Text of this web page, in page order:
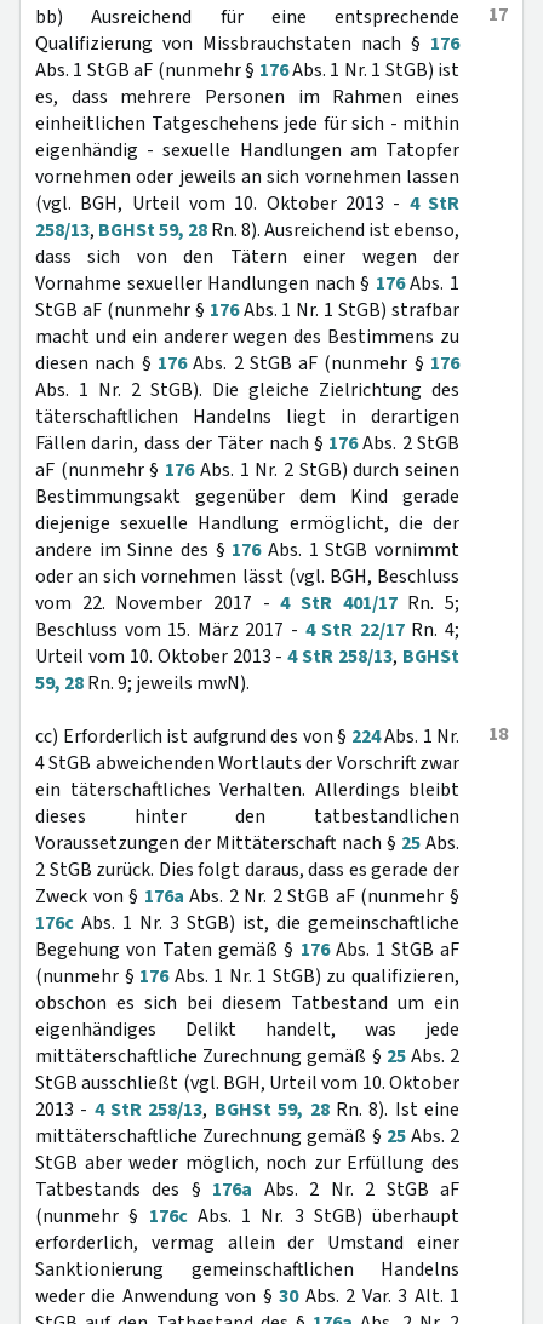
17
bb) Ausreichend für eine entsprechende
Qualifizierung von Missbrauchstaten nach § 176
Abs. 1 StGB aF (nunmehr § 176Abs. 1 Nr. 1 StGB) ist
es, dass mehrere Personen im Rahmen eines
einheitlichen Tatgeschehens jede für sich - mithin
eigenhändig - sexuelle Handlungen am Tatopfer
vornehmen oder jeweils an sich vornehmen lassen
(vgl. BGH, Urteil vom 10. Oktober 2013 - 4 StR
258/13, BGHSt 59, 28Rn. 8). Ausreichend ist ebenso,
dass sich von den Tätern einer wegen der
Vornahme sexueller Handlungen nach § 176Abs. 1
StGB aF (nunmehr § 176Abs. 1 Nr. 1 StGB) strafbar
macht und ein anderer wegen des Bestimmens zu
diesen nach § 176Abs. 2 StGB aF (nunmehr § 176
Abs. 1 Nr. 2 StGB). Die gleiche Zielrichtung des
täterschaftlichen Handelns liegt in derartigen
Fällen darin, dass der Täter nach § 176Abs. 2 StGB
aF (nunmehr § 176Abs. 1 Nr. 2 StGB) durch seinen
Bestimmungsakt gegenüber dem Kind gerade
diejenige sexuelle Handlung ermöglicht, die der
andere im Sinne des § 176Abs. 1 StGB vornimmt
oder an sich vornehmen lässt (vgl. BGH, Beschluss
vom 22. November 2017 -4 StR 401/17Rn. 5;
Beschluss vom 15. März 2017 - 4 StR 22/17Rn. 4;
Urteil vom 10. Oktober 2013 -4 StR 258/13, BGHSt
59, 28Rn. 9; jeweils mwN).
18
cc) Erforderlich ist aufgrund des von § 224Abs. 1 Nr.
4 StGB abweichenden Wortlauts der Vorschrift zwar
ein täterschaftliches Verhalten. Allerdings bleibt
dieses hinter den tatbestandlichen
Voraussetzungen der Mittäterschaft nach § 25Abs.
2 StGB zurück. Dies folgt daraus, dass es gerade der
Zweck von § 176a Abs. 2 Nr. 2 StGB aF (nunmehr §
176c Abs. 1 Nr. 3 StGB) ist, die gemeinschaftliche
Begehung von Taten gemäß § 176Abs. 1 StGB aF
(nunmehr § 176Abs. 1 Nr. 1 StGB) zu qualifizieren,
obschon es sich bei diesem Tatbestand um ein
eigenhändiges Delikt handelt, was jede
mittäterschaftliche Zurechnung gemäß § 25Abs. 2
StGB ausschließt (vgl. BGH, Urteil vom 10. Oktober
2013 - 4 StR 258/13, BGHSt 59, 28Rn. 8). Ist eine
mittäterschaftliche Zurechnung gemäß § 25Abs. 2
StGB aber weder möglich, noch zur Erfüllung des
Tatbestands des § 176a Abs. 2 Nr. 2 StGB aF
(nunmehr § 176cAbs. 1 Nr. 3 StGB) überhaupt
erforderlich, vermag allein der Umstand einer
Sanktionierung gemeinschaftlichen Handelns
weder die Anwendung von §30Abs. 2 Var. 3 Alt. 1